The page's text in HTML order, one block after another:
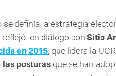
definía la estrategia
, reflejó -en diálogo con Sitio
en 2015, que lidera la
las posturas que se han